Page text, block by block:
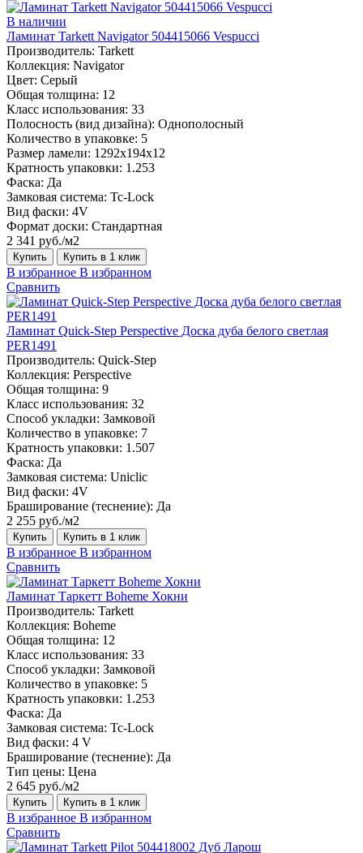
В наличии
Ламинат Tarkett Navigator 504415066 Vespucci
Производитель: Tarkett
Коллекция: Navigator
Цвет: Серый
Общая толщина: 12
Класс использования: 33
Полосность (вид дизайна): Однополосный
Количество в упаковке: 5
Размер ламели: 1292х194х12
Кратность упаковки: 1.253
Фаска: Да
Замковая система: Tc-Lock
Вид фаски: 4V
Формат доски: Стандартная
2 341 руб./м2
Купить Купить в 1 клик
В избранное В избранном
Сравнить
Ламинат Quick-Step Perspective Доска дуба белого светлая
PER1491
Производитель: Quick-Step
Коллекция: Perspective
Общая толщина: 9
Класс использования: 32
Способ укладки: Замковой
Количество в упаковке: 7
Кратность упаковки: 1.507
Фаска: Да
Замковая система: Uniclic
Вид фаски: 4V
Браширование (теснение): Да
2 255 руб./м2
Купить Купить в 1 клик
В избранное В избранном
Сравнить
Ламинат Таркетт Boheme Хокни
Производитель: Tarkett
Коллекция: Boheme
Общая толщина: 12
Класс использования: 33
Способ укладки: Замковой
Количество в упаковке: 5
Кратность упаковки: 1.253
Фаска: Да
Замковая система: Tc-Lock
Вид фаски: 4 V
Браширование (теснение): Да
Тип цены: Цена
2 645 руб./м2
Купить Купить в 1 клик
В избранное В избранном
Сравнить